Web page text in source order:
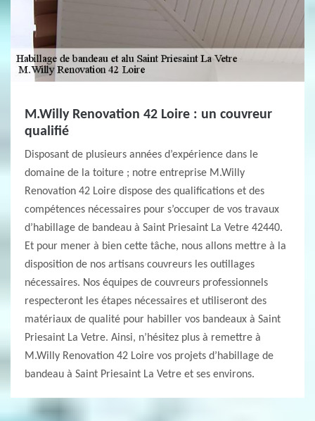
M.Willy Renovation 42 Loire : un couvreur
qualifié
Disposant de plusieurs années d’expérience dans le
domaine de la toiture ; notre entreprise M.Willy
Renovation 42 Loire dispose des qualifications et des
compétences nécessaires pour s’occuper de vos travaux
d’habillage de bandeau à Saint Priesaint La Vetre 42440.
Et pour mener à bien cette tâche, nous allons mettre à la
disposition de nos artisans couvreurs les outillages
nécessaires. Nos équipes de couvreurs professionnels
respecteront les étapes nécessaires et utiliseront des
matériaux de qualité pour habiller vos bandeaux à Saint
Priesaint La Vetre. Ainsi, n’hésitez plus à remettre à
M.Willy Renovation 42 Loire vos projets d’habillage de
bandeau à Saint Priesaint La Vetre et ses environs.